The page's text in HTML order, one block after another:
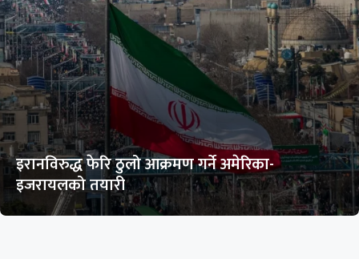
इरानविरुद्ध फेरि ठुलो आक्रमण गर्ने अमेरिका-
इजरायलको तयारी